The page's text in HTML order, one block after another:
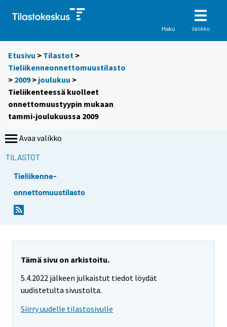
Haku Valikko
Etusivu > Tilastot >
Tieliikenneonnettomuustilasto
> 2009> joulukuu >
Tieliikenteessä kuolleet
onnettomuustyypin mukaan
tammi-joulukuussa 2009
Avaa valikko
TILASTOT
Tieliikenne-
onnettomuustilasto
Tämä sivu on arkistoitu.
5.4.2022 jälkeen julkaistut tiedot löydät
uudistetulta sivustolta.
Siirry uudelle tilastosivulle